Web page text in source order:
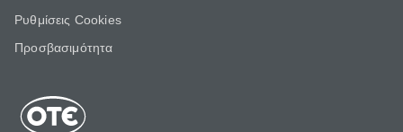
Ρυθμίσεις Cookies
Προσβασιμότητα